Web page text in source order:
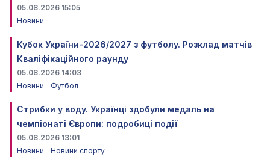
05.08.2026 15:05
Новини
Кубок України-2026/2027 з футболу. Розклад матчів
Кваліфікаційного раунду
05.08.2026 14:03
Новини
Футбол
Стрибки у воду. Українці здобули медаль на
чемпіонаті Європи: подробиці події
05.08.2026 13:01
Новини
Новини спорту